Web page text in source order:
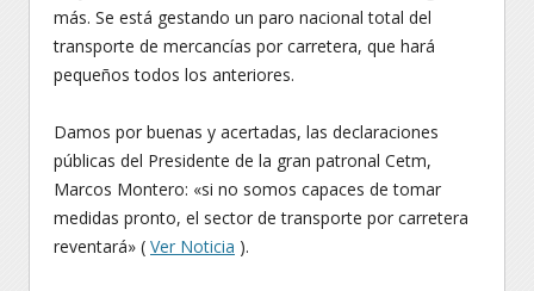
más. Se está gestando un paro nacional total del
transporte de mercancías por carretera, que hará
pequeños todos los anteriores.
Damos por buenas y acertadas, las declaraciones
públicas del Presidente de la gran patronal Cetm,
Marcos Montero: «si no somos capaces de tomar
medidas pronto, el sector de transporte por carretera
reventará» ( Ver Noticia ).